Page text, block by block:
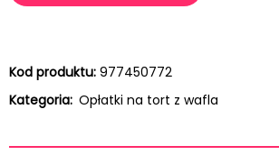
Kod produktu: 977450772
Kategoria: Opłatki na tort z wafla